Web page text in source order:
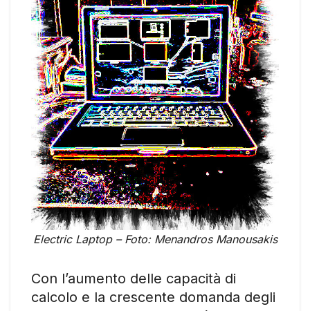
Electric Laptop – Foto: Menandros Manousakis
Con l’aumento delle capacità di
calcolo e la crescente domanda degli